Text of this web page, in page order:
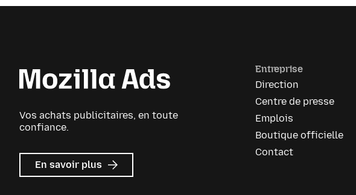
Vos achats publicitaires, en toute
confiance.
En savoir plus sur
Mozilla
Entreprise
Direction
Centre de presse
Emplois
Boutique officielle
Contact